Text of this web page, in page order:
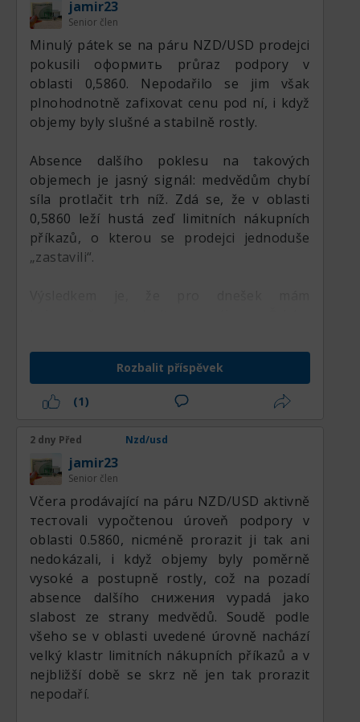
Technické indikátory nadále nahrávají
kupcům, i když momentum se s
přibližováním páru k důležitým rezistencím
nad 50denním klouzavým průměrem, což
potvrzuje, že krátkodobý trend nadále
směřuje výše. Cena se rovněž drží nad
200denním klouzavým průměrem, což
posiluje širší býčí strukturu a ukazuje na
pokračující institucionální poptávku.
zpomaluje, než že by se otáčelo. Mezitím
Average True Range (ATR) ukazuje na
mírně zvýšenou volatilitu, což odráží vyšší
citlivost na komunikaci centrálních bank,
americká makrodata, údaje o čínském růstu
a vývoj na komoditních trzích. Denní
svíčkové chování nadále ukazuje, že kupci
reagují rychle pokaždé, když se cena přiblíží
k podpůrné oblasti 0,5840–0,5820, což
posiluje názor, že podkladová poptávka
zůstává zdravá. Dokud se NZD/USD drží nad
0,5840, je pravděpodobné, že kupci udrží
kontrolu a budou dále cílovat 0,5940 a
následně 0,6000. Úspěšný průraz nad tyto
rezistenční úrovně by mohl spustit další
momentum nákupy ze strany trendově
orientovaných investorů. Naopak neudržení
podpory nad 0,5800 by přesunulo
krátkodobé momentum ve prospěch
jamir23
Senior člen
Minulý pátek se na páru NZD/USD prodejci
pokusili оформить průraz podpory v
oblasti 0,5860. Nepodařilo se jim však
plnohodnotně zafixovat cenu pod ní, i když
objemy byly slušné a stabilně rostly.
Absence dalšího poklesu na takových
objemech je jasný signál: medvědům chybí
síla protlačit trh níž. Zdá se, že v oblasti
0,5860 leží hustá zeď limitních nákupních
příkazů, o kterou se prodejci jednoduše
„zastavili“.
sebevědomý pohyb nahoru. Nejbližší
srozumitelný cíl pro take-profit je na úrovni
rezistence 0,5910. Obchoduji výhradně z
longů a počítám s dobrou realizací tohoto
Rozbalit příspěvek
(1)
2 dny Před Nzd/usd
jamir23
Senior člen
Včera prodávající na páru NZD/USD aktivně
тестovali vypočtenou úroveň podpory v
oblasti 0.5860, nicméně prorazit ji tak ani
nedokázali, i když objemy byly poměrně
vysoké a postupně rostly, což na pozadí
absence dalšího снижения vypadá jako
slabost ze strany medvědů. Soudě podle
všeho se v oblasti uvedené úrovně nachází
velký klastr limitních nákupních příkazů a v
nejbližší době se skrz ně jen tak prorazit
nepodaří.